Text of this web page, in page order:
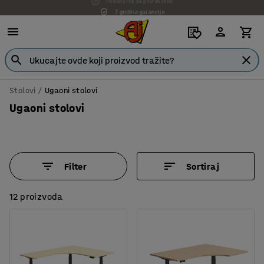
7 godina garancije
Stolovi Ugaoni stolovi
Ugaoni stolovi
Filter Sortiraj
12 proizvoda